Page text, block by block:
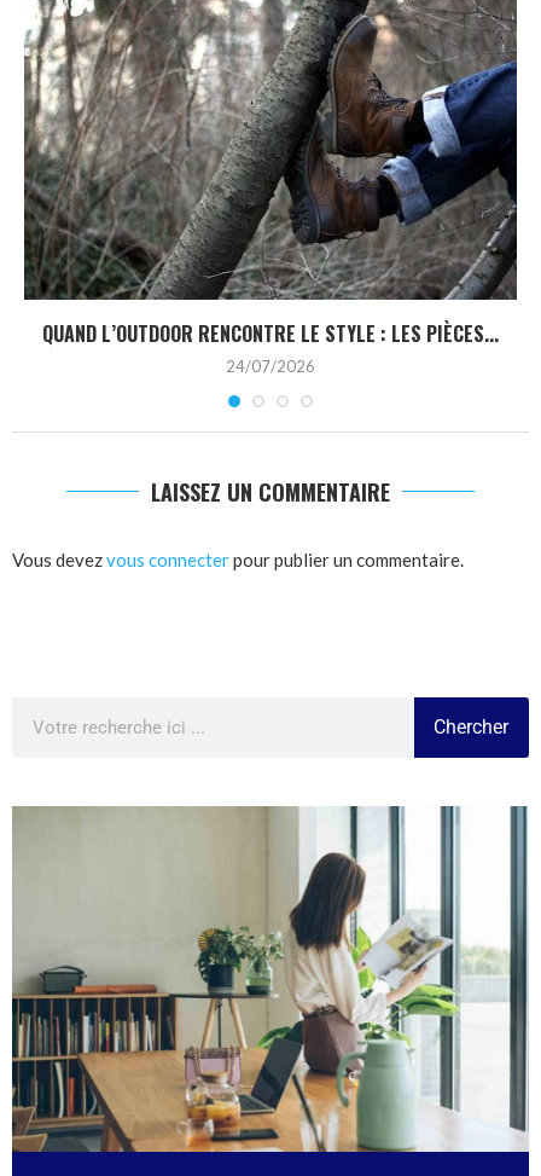
QUAND L’OUTDOOR RENCONTRE LE STYLE : LES PIÈCES...
24/07/2026
LAISSEZ UN COMMENTAIRE
Vous devezvous connecterpour publier un commentaire.
Chercher